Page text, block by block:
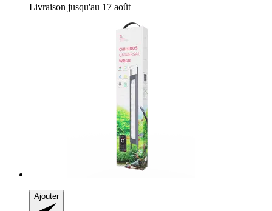
Livraison jusqu'au 17 août
Ajouter